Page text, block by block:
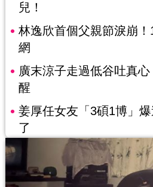
兒！
林逸欣首個父親節淚崩
網
廣末涼子走過低谷吐真
醒
姜厚任女友「3碩1博」
了